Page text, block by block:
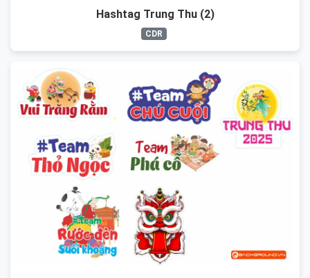
Hashtag Trung Thu (2)
CDR